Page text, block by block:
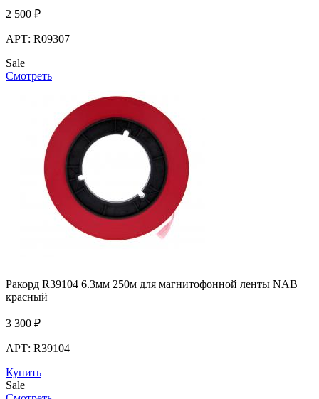
2 500 ₽
АРТ: R09307
Sale
Смотреть
Ракорд R39104 6.3мм 250м для магнитофонной ленты NAB
красный
3 300 ₽
АРТ: R39104
Купить
Sale